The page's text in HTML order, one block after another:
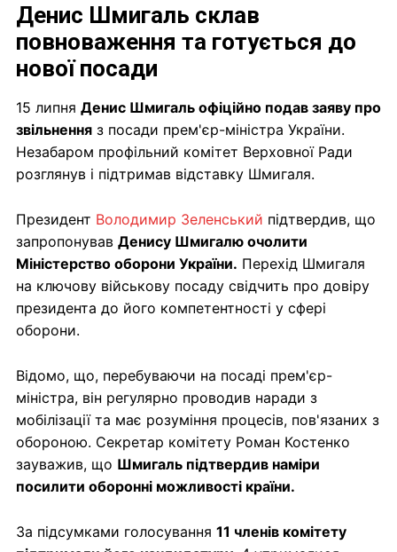
Денис Шмигаль склав
повноваження та готується до
нової посади
15 липня Денис Шмигаль офіційно подав заяву про
звільнення з посади прем'єр-міністра України.
Незабаром профільний комітет Верховної Ради
розглянув і підтримав відставку Шмигаля.
Президент Володимир Зеленський підтвердив, що
запропонував Денису Шмигалю очолити
Міністерство оборони України. Перехід Шмигаля
на ключову військову посаду свідчить про довіру
президента до його компетентності у сфері
оборони.
Відомо, що, перебуваючи на посаді прем'єр-
міністра, він регулярно проводив наради з
мобілізації та має розуміння процесів, пов'язаних з
обороною. Секретар комітету Роман Костенко
зауважив, що Шмигаль підтвердив наміри
посилити оборонні можливості країни.
За підсумками голосування 11 членів комітету